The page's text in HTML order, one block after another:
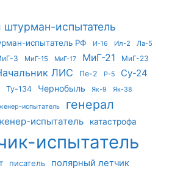
испытатель
испытатель РФ И-16 Ил-2
Ла-5
3 МиГ-15 МиГ-17 МиГ-21
МиГ-23
ЛИС Пе-2 Р-5 Су-24
Ту-134 Чернобыль Як-9 Як-38
испытатель генерал
испытатель катастрофа
испытатель
писатель полярный летчик